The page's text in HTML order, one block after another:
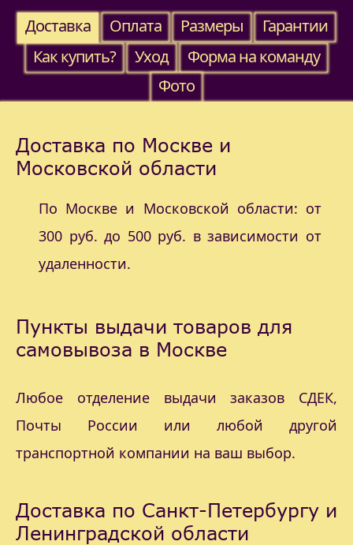
Доставка
Оплата Размеры
Гарантии
Как купить?
Уход
Форма на команду
Фото
Доставка по Москве и
Московской области
По Москве и Московской области: от
300 руб. до 500 руб. в зависимости от
удаленности.
Пункты выдачи товаров для
самовывоза в Москве
Любое отделение выдачи заказов СДЕК,
Почты России или любой другой
транспортной компании на ваш выбор.
Доставка по Санкт-Петербургу и
Ленинградской области